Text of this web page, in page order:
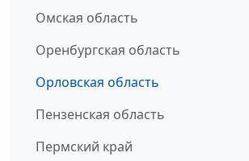
Омская область
Оренбургская область
Орловская область
Пензенская область
Пермский край